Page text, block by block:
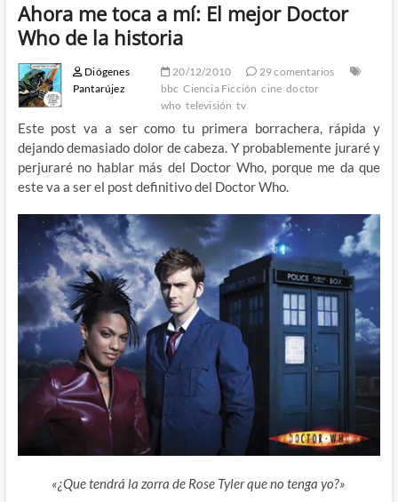
Ahora me toca a mí: El mejor Doctor
Who de la historia
Diógenes
Pantarújez
20/12/2010
29 comentarios
bbc Ciencia Ficción cine doctor
who televisión tv
Este post va a ser como tu primera borrachera, rápida y
dejando demasiado dolor de cabeza. Y probablemente juraré y
perjuraré no hablar más del Doctor Who, porque me da que
este va a ser el post definitivo del Doctor Who.
«¿Que tendrá la zorra de Rose Tyler que no tenga yo?»